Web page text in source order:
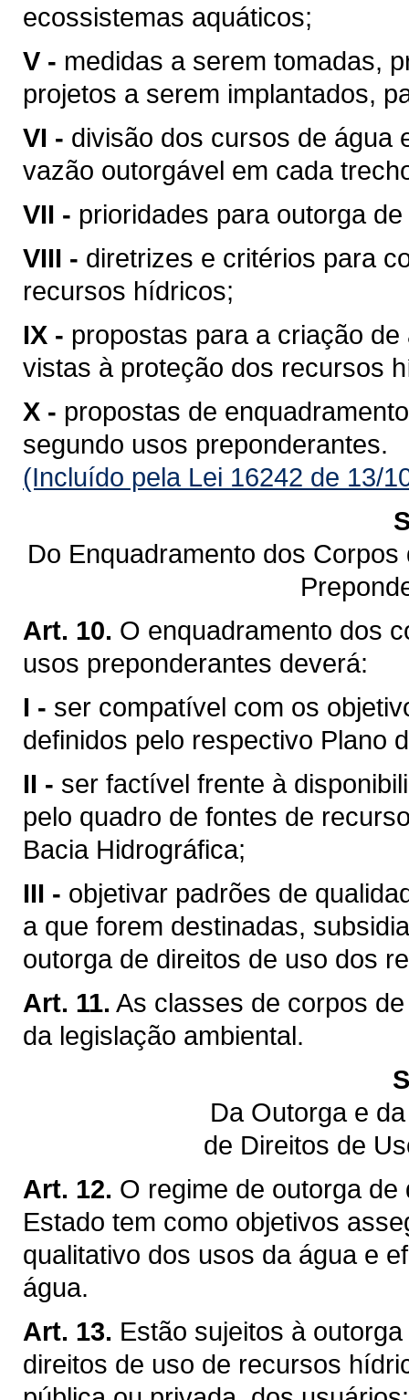
ecossistemas aquáticos;
V - medidas a serem tomadas,
projetos a serem implantados,
VI - divisão dos cursos de água
vazão outorgável em cada
VII - prioridades para outorga
VIII - diretrizes e critérios para
recursos hídricos;
IX - propostas para a criação
vistas à proteção dos recursos
X - propostas de
segundo usos preponderantes.
(Incluído pela Lei 16242 de 13/
Do Enquadramento dos
Art. 10. O enquadramento dos
usos preponderantes deverá:
I - ser compatível com os
definidos pelo respectivo Plano
II - ser factível frente à
pelo quadro de fontes de
Bacia Hidrográfica;
III - objetivar padrões de
a que forem destinadas,
outorga de direitos de uso dos
Art. 11. As classes de corpos
da legislação ambiental.
Da Outorga e
de Direitos de
Art. 12. O regime de outorga
Estado tem como objetivos
qualitativo dos usos da água e
água.
Art. 13. Estão sujeitos à
direitos de uso de recursos